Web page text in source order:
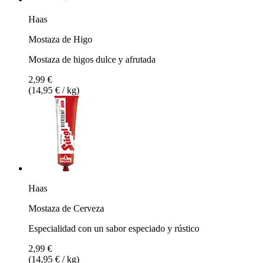
Haas
Mostaza de Higo
Mostaza de higos dulce y afrutada
2,99 €
(14,95 € / kg)
Haas
Mostaza de Cerveza
Especialidad con un sabor especiado y rústico
2,99 €
(14,95 € / kg)